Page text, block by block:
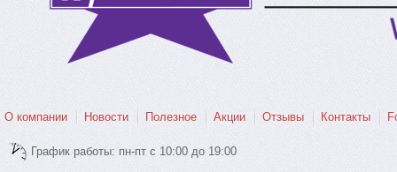
О компании Новости Полезное Акции Отзывы Контакты
График работы: пн-пт с 10:00 до 19:00